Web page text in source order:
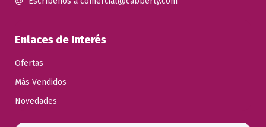
Enlaces de Interés
Ofertas
Más Vendidos
Novedades